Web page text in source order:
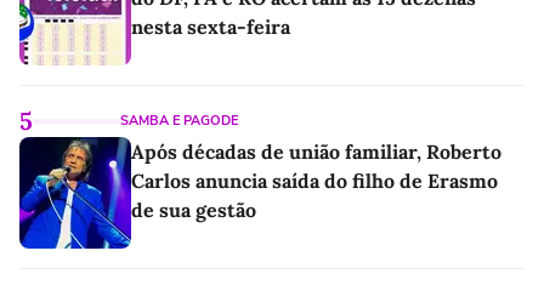
nesta sexta-feira
5 SAMBA E PAGODE
Após décadas de união familiar, Roberto
Carlos anuncia saída do filho de Erasmo
de sua gestão